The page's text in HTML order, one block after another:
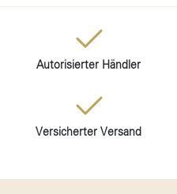
Autorisierter Händler
Versicherter Versand